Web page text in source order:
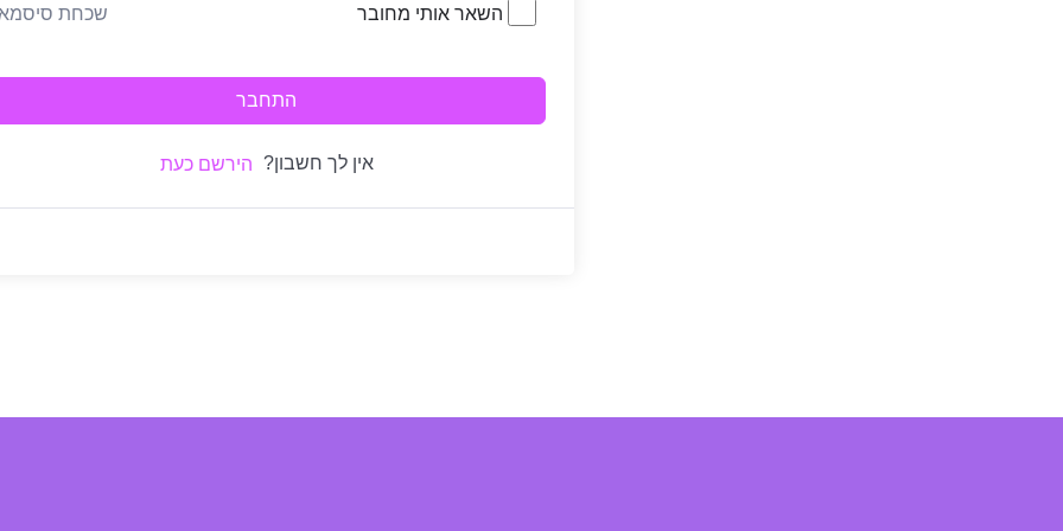
השאר אותי מחובר שכחת
התחבר
אין לך חשבון? הירשם כעת